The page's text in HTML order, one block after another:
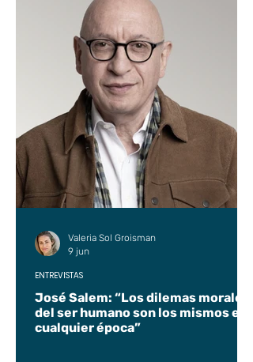
José Salem: “Los dilemas morales
del ser humano son los mismos en
cualquier época”
ENTREVISTAS
Valeria Sol Groisman
9 jun